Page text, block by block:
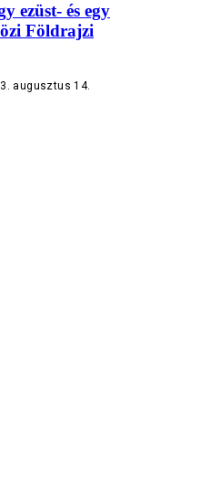
ezüst- és egy
Földrajzi
augusztus 14.